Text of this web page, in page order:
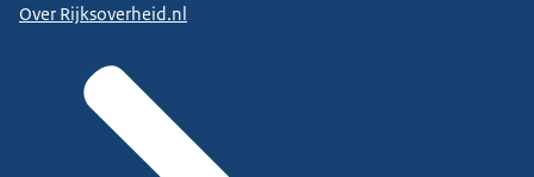
Over Rijksoverheid.nl